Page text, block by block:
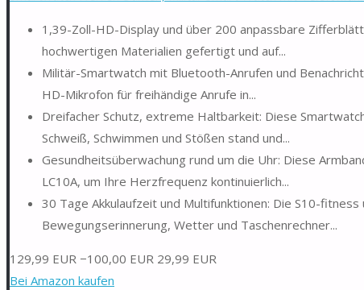
1,39-Zoll-HD-Display und über 200 anpassbare
hochwertigen Materialien gefertigt und auf...
Militär-Smartwatch mit Bluetooth-Anrufen und
HD-Mikrofon für freihändige Anrufe in...
Dreifacher Schutz, extreme Haltbarkeit: Diese
Schweiß, Schwimmen und Stößen stand und...
Gesundheitsüberwachung rund um die Uhr: Diese
LC10A, um Ihre Herzfrequenz kontinuierlich...
30 Tage Akkulaufzeit und Multifunktionen: Die S10-
Bewegungserinnerung, Wetter und Taschenrechner...
129,99 EUR −100,00 EUR 29,99 EUR
Bei Amazon kaufen